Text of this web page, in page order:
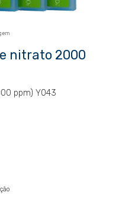
nitrato 2000
ppm) Y043